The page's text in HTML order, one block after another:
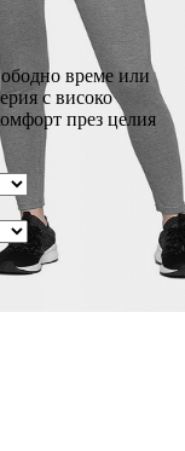
време или
с високо
през целия